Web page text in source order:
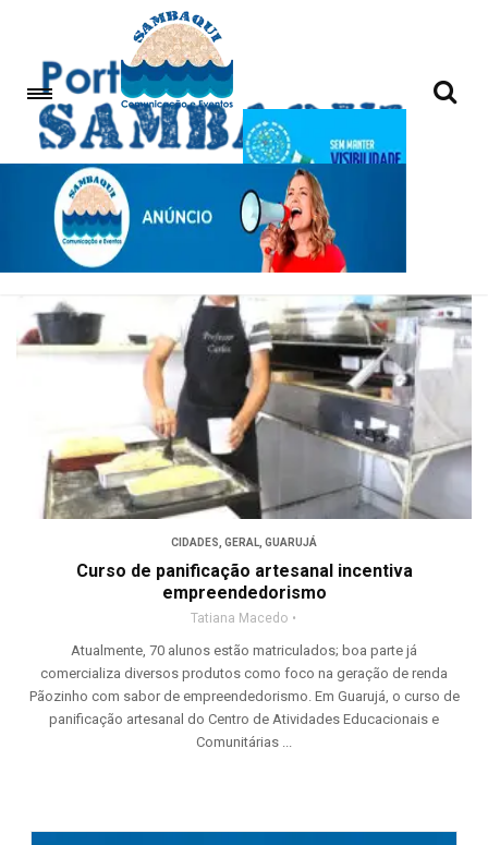
curso
CIDADES, GERAL, GUARUJÁ
Curso de panificação artesanal incentiva
empreendedorismo
Tatiana Macedo
Atualmente, 70 alunos estão matriculados; boa parte já
comercializa diversos produtos como foco na geração de renda
Pãozinho com sabor de empreendedorismo. Em Guarujá, o curso de
panificação artesanal do Centro de Atividades Educacionais e
Comunitárias ...